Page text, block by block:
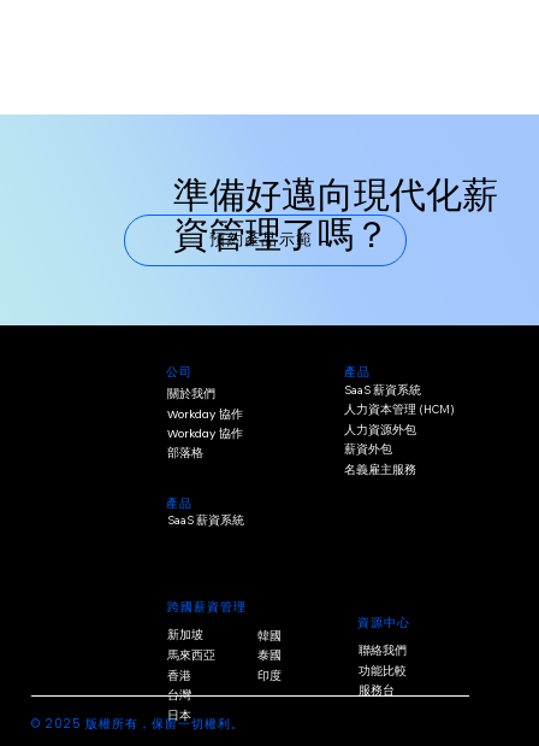
預約產品示範
準備好邁向現代化薪
資管理了嗎？
公司
關於我們
Workday 協作
部落格
Workday 協作
產品
SaaS 薪資系統
人力資本管理 (HCM)
人力資源外包
薪資外包
名義雇主服務
產品
SaaS 薪資系統
跨國薪資管理
新加坡
馬來西亞
香港
台灣
日本
韓國
泰國
印度
資源中心
聯絡我們
功能比較
服務台
© 2025 版權所有，保留一切權利。